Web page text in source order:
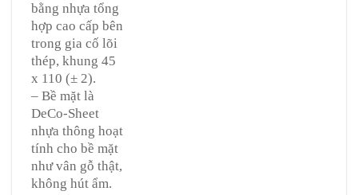
bằng nhựa tổng
hợp cao cấp bên
trong gia cố lõi
thép, khung 45
x 110 (± 2).
– Bề mặt là
DeCo-Sheet
nhựa thông hoạt
tính cho bề mặt
như vân gỗ thật,
không hút ẩm.